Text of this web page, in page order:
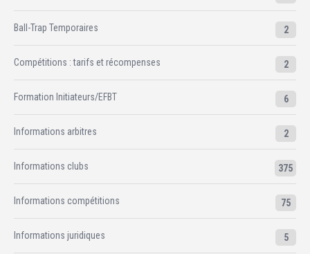
Ball-Trap Temporaires 2
Compétitions : tarifs et récompenses 2
Formation Initiateurs/EFBT 6
Informations arbitres 2
Informations clubs 375
Informations compétitions 75
Informations juridiques 5